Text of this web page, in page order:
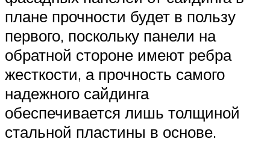
плане прочности будет в пользу
первого, поскольку панели на
обратной стороне имеют ребра
жесткости, а прочность самого
надежного сайдинга
обеспечивается лишь толщиной
стальной пластины в основе.